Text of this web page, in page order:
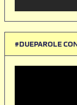
#DUEPAROLE